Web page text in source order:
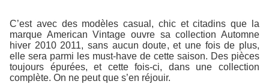
C’est avec des modèles casual, chic et citadins que la
marque American Vintage ouvre sa collection Automne
hiver 2010 2011, sans aucun doute, et une fois de plus,
elle sera parmi les must-have de cette saison. Des pièces
toujours épurées, et cette fois-ci, dans une collection
complète. On ne peut que s’en réjouir.